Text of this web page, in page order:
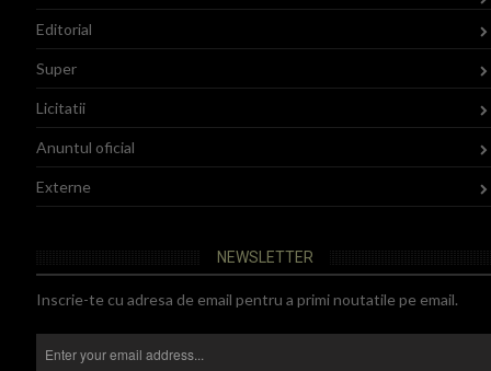
Editorial
Super
Licitatii
Anuntul oficial
Externe
NEWSLETTER
Inscrie-te cu adresa de email pentru a primi noutatile pe email.